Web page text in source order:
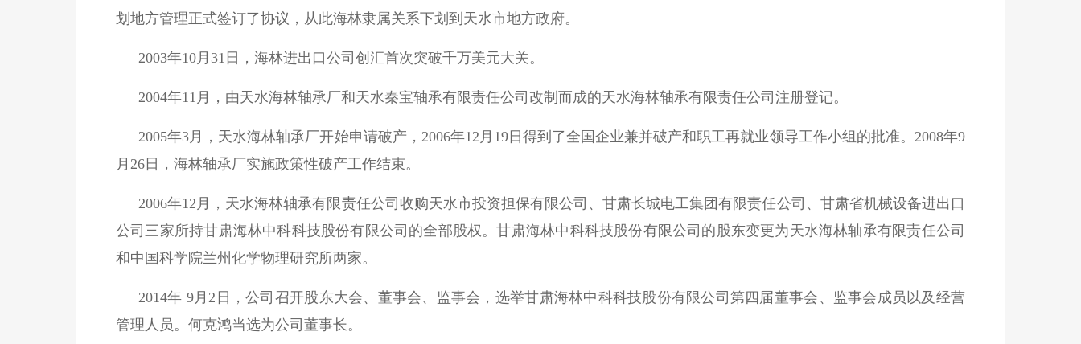
划地方管理正式签订了协议，从此海林隶属关系下划到天水市地方政府。
2003年10月31日，海林进出口公司创汇首次突破千万美元大关。
2004年11月，由天水海林轴承厂和天水秦宝轴承有限责任公司改制而成的天水海林轴承有限责任公司注册登记。
2005年3月，天水海林轴承厂开始申请破产，2006年12月19日得到了全国企业兼并破产和职工再就业领导工作小组的批准。2008年9
月26日，海林轴承厂实施政策性破产工作结束。
2006年12月，天水海林轴承有限责任公司收购天水市投资担保有限公司、甘肃长城电工集团有限责任公司、甘肃省机械设备进出口
公司三家所持甘肃海林中科科技股份有限公司的全部股权。甘肃海林中科科技股份有限公司的股东变更为天水海林轴承有限责任公司
和中国科学院兰州化学物理研究所两家。
2014年 9月2日，公司召开股东大会、董事会、监事会，选举甘肃海林中科科技股份有限公司第四届董事会、监事会成员以及经营
管理人员。何克鸿当选为公司董事长。